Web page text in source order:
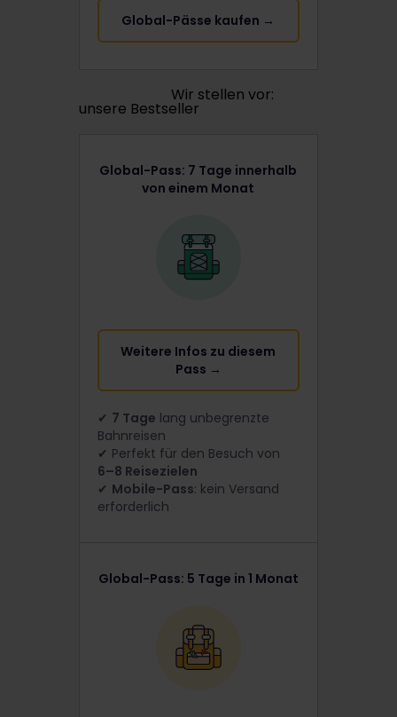
Global-Pässe kaufen →
Wir stellen vor:
unsere Bestseller
Global-Pass: 7 Tage innerhalb
von einem Monat
Weitere Infos zu diesem
Pass →
✔ 7 Tage lang unbegrenzte
Bahnreisen
✔ Perfekt für den Besuch von
6–8 Reisezielen
✔ Mobile-Pass: kein Versand
erforderlich
Global-Pass: 5 Tage in 1 Monat